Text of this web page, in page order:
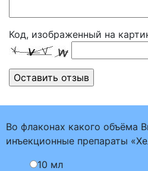
Код, изображенный на
Во флаконах какого объёма
инъекционные препараты
10 мл